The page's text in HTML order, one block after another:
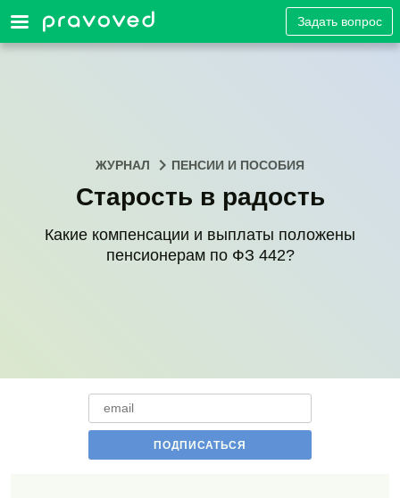
Задать вопрос
ЖУРНАЛ ПЕНСИИ И ПОСОБИЯ
Старость в радость
Какие компенсации и выплаты положены
пенсионерам по ФЗ 442?